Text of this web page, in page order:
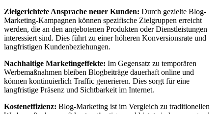
Zielgerichtete Ansprache neuer Kunden: Durch gezielte Blog-
Marketing-Kampagnen können spezifische Zielgruppen erreicht
werden, die an den angebotenen Produkten oder Dienstleistungen
interessiert sind. Dies führt zu einer höheren Konversionsrate und
langfristigen Kundenbeziehungen.
Nachhaltige Marketingeffekte: Im Gegensatz zu temporären
Werbemaßnahmen bleiben Blogbeiträge dauerhaft online und
können kontinuierlich Traffic generieren. Dies sorgt für eine
langfristige Präsenz und Sichtbarkeit im Internet.
Kosteneffizienz: Blog-Marketing ist im Vergleich zu traditionellen